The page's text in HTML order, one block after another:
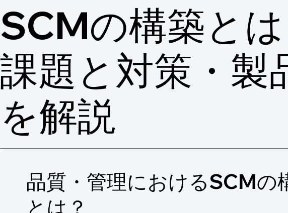
SCMの構築とは
課題と対策・製
を解説
品質・管理におけるSCMの
とは？